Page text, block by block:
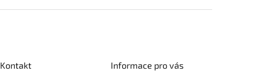
Kontakt Informace pro vás